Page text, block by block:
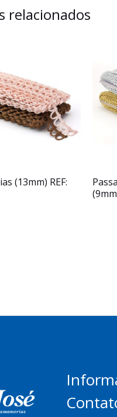
relacionados
(13mm) REF: